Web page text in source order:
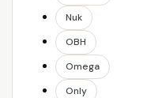
Nuk
OBH
Omega
Only